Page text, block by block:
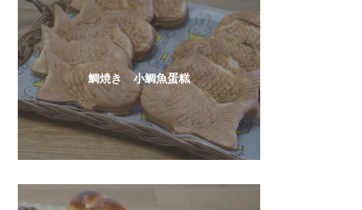
鯛焼き 小鯛魚蛋糕